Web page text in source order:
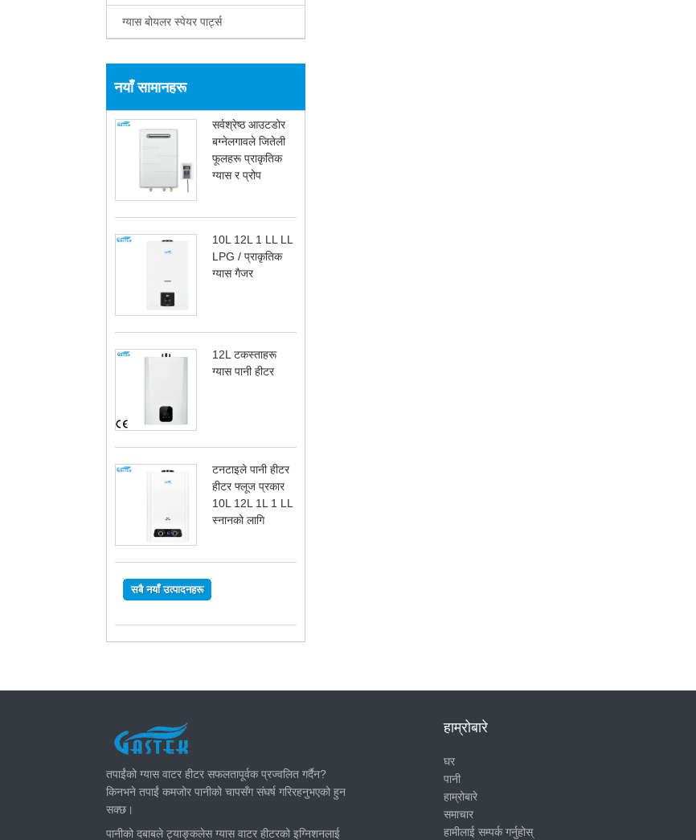
ग्यास बोयलर स्पेयर पार्ट्स
नयाँ सामानहरू
सर्वश्रेष्ठ आउटडोर
बग्नेलगावले जितेली
फूलहरू प्राकृतिक
ग्यास र प्रोप
10L 12L 1 LL LL
LPG / प्राकृतिक
ग्यास गैजर
12L टकस्ताहरू
ग्यास पानी हीटर
टनटाइले पानी हीटर
हीटर फ्लूज प्रकार
10L 12L 1L 1 LL
स्नानको लागि
सबै नयाँ उत्पादनहरू
हाम्रोबारे
घर
पानी
हाम्रोबारे
समाचार
हामीलाई सम्पर्क गर्नुहोस्
ताजा खबर
तपाईंको ग्यास वाटर हीटर सफलतापूर्वक प्रज्वलित गर्दैन?
किनभने तपाईं कमजोर पानीको चापसँग संघर्ष गरिरहनुभएको हुन
सक्छ।
पानीको दबाबले ट्याङ्कलेस ग्यास वाटर हीटरको इग्निशनलाई